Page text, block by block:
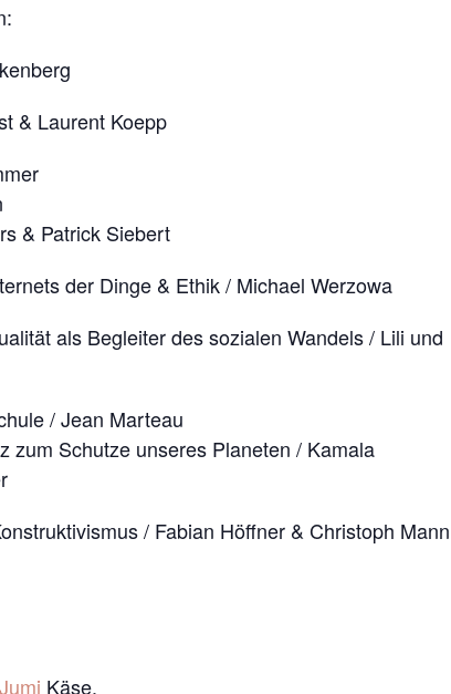
& Laurent Koepp
& Patrick Siebert
der Dinge & Ethik / Michael Werzowa
als Begleiter des sozialen Wandels / Lili und
/ Jean Marteau
zum Schutze unseres Planeten / Kamala
/ Fabian Höffner & Christoph Mann
Jumi Käse.